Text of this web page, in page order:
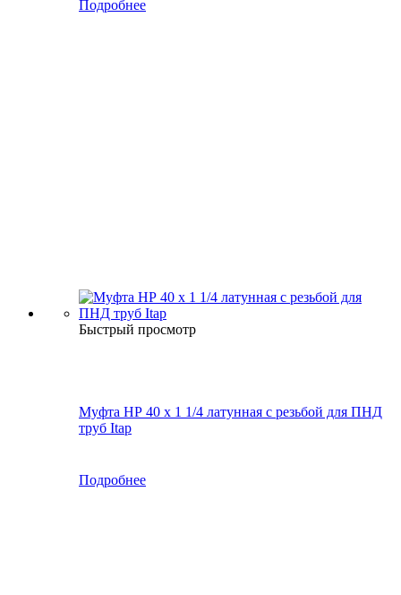
Подробнее
Быстрый просмотр
Муфта НР 40 х 1 1/4 латунная с резьбой для ПНД
труб Itap
Подробнее